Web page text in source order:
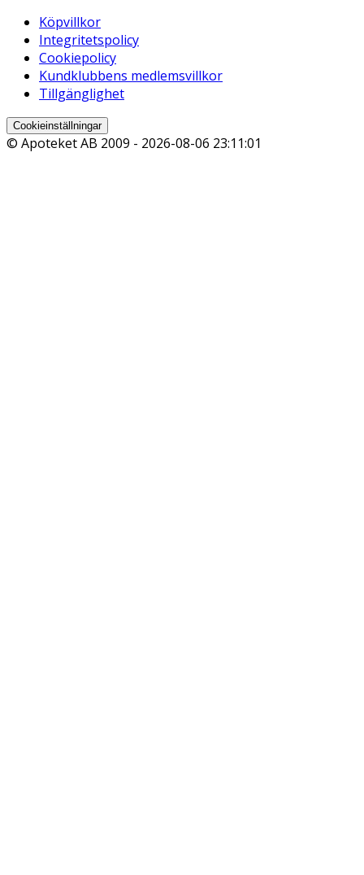
Köpvillkor
Integritetspolicy
Cookiepolicy
Kundklubbens medlemsvillkor
Tillgänglighet
Cookieinställningar
© Apoteket AB 2009 - 2026-08-06 23:11:01